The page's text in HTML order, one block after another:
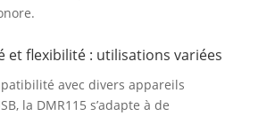
et flexibilité : utilisations variées
avec divers appareils
la DMR115 s’adapte à de